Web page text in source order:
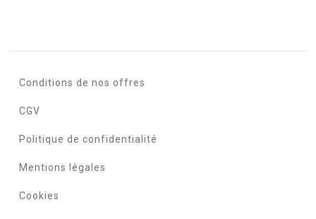
Conditions de nos offres
CGV
Politique de confidentialité
Mentions légales
Cookies